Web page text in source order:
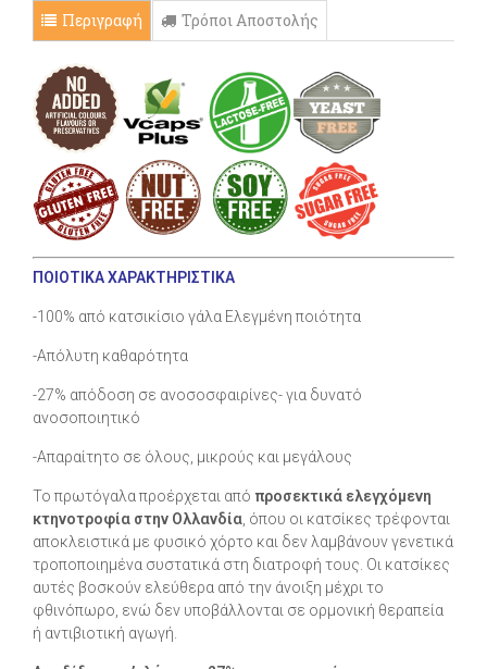
Περιγραφή Τρόποι Αποστολής
ΠΟΙΟΤΙΚΑ ΧΑΡΑΚΤΗΡΙΣΤΙΚΑ
-100% από κατσικίσιο γάλα Ελεγμένη ποιότητα
-Απόλυτη καθαρότητα
-27% απόδοση σε ανοσοσφαιρίνες- για δυνατό
ανοσοποιητικό
-Απαραίτητο σε όλους, μικρούς και μεγάλους
Το πρωτόγαλα προέρχεται από προσεκτικά ελεγχόμενη
κτηνοτροφία στην Ολλανδία, όπου οι κατσίκες τρέφονται
αποκλειστικά με φυσικό χόρτο και δεν λαμβάνουν γενετικά
τροποποιημένα συστατικά στη διατροφή τους. Οι κατσίκες
αυτές βοσκούν ελεύθερα από την άνοιξη μέχρι το
φθινόπωρο, ενώ δεν υποβάλλονται σε ορμονική θεραπεία
ή αντιβιοτική αγωγή.